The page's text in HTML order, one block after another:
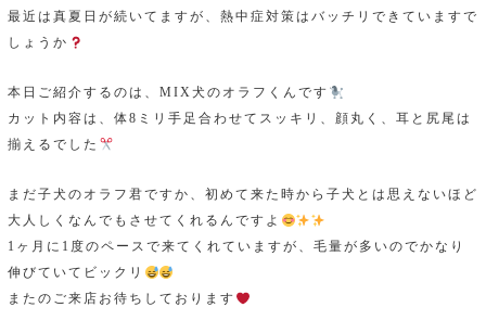
最近は真夏日が続いてますが、熱中症対策はバッチリできていますで
しょうか
本日ご紹介するのは、MIX犬のオラフくんです
カット内容は、体8ミリ手足合わせてスッキリ、顔丸く、耳と尻尾は
揃えるでした
まだ子犬のオラフ君ですか、初めて来た時から子犬とは思えないほど
大人しくなんでもさせてくれるんですよ
1ヶ月に1度のペースで来てくれていますが、毛量が多いのでかなり
伸びていてビックリ
またのご来店お待ちしております